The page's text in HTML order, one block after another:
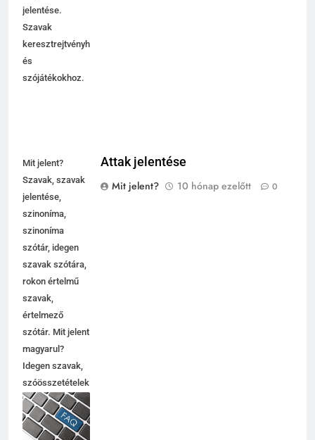
jelentése.
Szavak
keresztrejtvényhez
és
szójátékokhoz.
Mit jelent?
Szavak, szavak
jelentése,
szinoníma,
szinoníma
szótár, idegen
szavak szótára,
rokon értelmű
szavak,
értelmező
szótár. Mit jelent
magyarul?
Idegen szavak,
szóösszetételek
jelentése,
magyarázata,
használata,
Attak jelentése
Mit jelent?
10 hónap ezelőtt 0
C BETŰS SZAVAK JELENTÉSE
6
7
8